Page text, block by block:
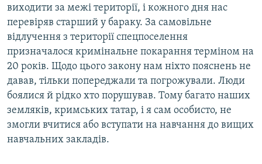
виходити за межі території, і кожного дня нас
перевіряв старший у бараку. За самовільне
відлучення з території спецпоселення
призначалося кримінальне покарання терміном на
20 років. Щодо цього закону нам ніхто пояснень не
давав, тільки попереджали та погрожували. Люди
боялися й рідко хто порушував. Тому багато наших
земляків, кримських татар, і я сам особисто, не
змогли вчитися або вступати на навчання до вищих
навчальних закладів.